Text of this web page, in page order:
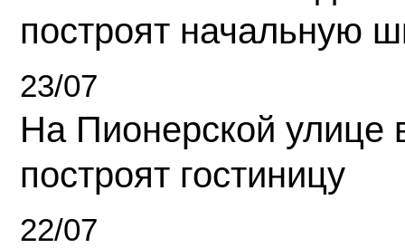
построят начальную
23/07
На Пионерской улице
построят гостиницу
22/07